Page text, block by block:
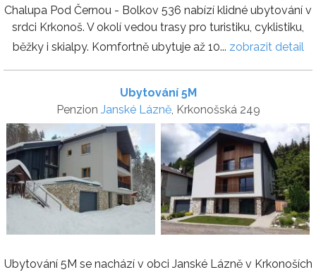
Chalupa Pod Černou - Bolkov 536 nabízí klidné ubytování v
srdci Krkonoš. V okolí vedou trasy pro turistiku, cyklistiku,
běžky i skialpy. Komfortně ubytuje až 10... zobrazit detail
Ubytování 5M
Penzion Janské Lázně, Krkonošská 249
Ubytování 5M se nachází v obci Janské Lázně v Krkonoších